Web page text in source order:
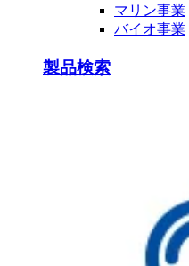
マリン事業
バイオ事業
製品検索